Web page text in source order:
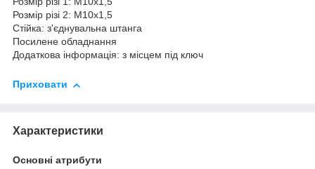
Розмір різі 2: M10x1,5
Стійка: з'єднувальна штанга
Посилене обладнання
Додаткова інформація: з місцем під ключ
Приховати
Характеристики
Основні атрибути